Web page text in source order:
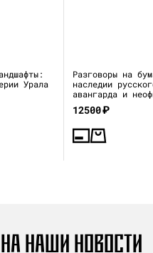
Урала
Разговоры на
наследии
авангарда и
искусстве
12500₽
НАШИ НОВОСТИ